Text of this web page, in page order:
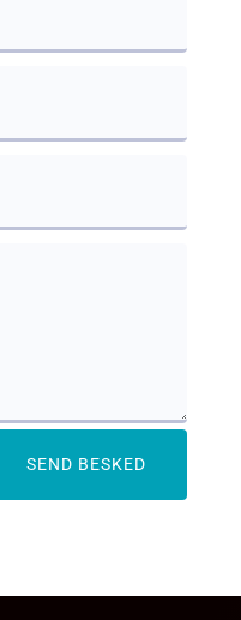
SEND BESKED